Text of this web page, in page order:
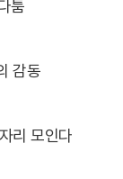
툼
감동
리 모인다